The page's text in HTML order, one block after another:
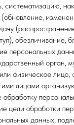
систематизацию,
обезличивание,
персональных
орган,
физическое лицо,
лицами
цели обработки
данных,